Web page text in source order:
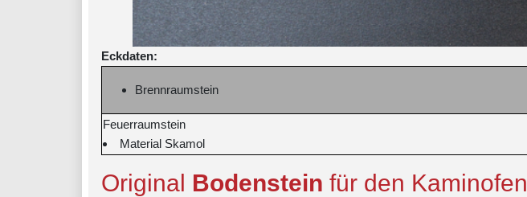
Eckdaten:
Brennraumstein
Feuerraumstein
Material Skamol
Original Bodenstein für den Kaminofen